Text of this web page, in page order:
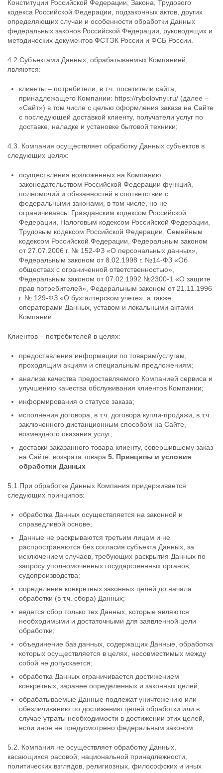
Конституции Российской Федерации, Закона, Трудового
кодекса Российской Федерации, подзаконных актов, других
определяющих случаи и особенности обработки Данных
федеральных законов Российской Федерации, руководящих и
методических документов ФСТЭК России и ФСБ России.
4.2.Субъектами Данных, обрабатываемых Компанией,
являются:
клиенты – потребители, в т.ч. посетители сайта,
принадлежащего Компании: https://rybolovnyi.ru/ (далее –
«Сайт») в том числе с целью оформления заказа на Сайте
с последующей доставкой клиенту, получатели услуг по
доставке, наладке и установке бытовой техники;
4.3. Компания осуществляет обработку Данных субъектов в
следующих целях:
осуществления возложенных на Компанию
законодательством Российской Федерации функций,
полномочий и обязанностей в соответствии с
федеральными законами, в том числе, но не
ограничиваясь: Гражданским кодексом Российской
Федерации, Налоговым кодексом Российской Федерации,
Трудовым кодексом Российской Федерации, Семейным
кодексом Российской Федерации, Федеральным законом
от 27.07.2006 г. № 152-ФЗ «О персональных данных»,
Федеральным законом от 8.02.1998 г. №14-ФЗ «Об
обществах с ограниченной ответственностью»,
Федеральным законом от 07.02.1992 №2300-1 «О защите
прав потребителей», Федеральным законом от 21.11.1996
г. № 129-ФЗ «О бухгалтерском учете», а также
операторами Данных, уставом и локальными актами
Компании.
Клиентов – потребителей в целях:
предоставления информации по товарам/услугам,
проходящим акциям и специальным предложениям;
анализа качества предоставляемого Компанией сервиса и
улучшению качества обслуживания клиентов Компании;
информирования о статусе заказа;
исполнения договора, в т.ч. договора купли-продажи, в.т.ч.
заключенного дистанционным способом на Сайте,
возмездного оказания услуг;
доставки заказанного товара клиенту, совершившему заказ
на Сайте, возврата товара. 5. Принципы и условия
обработки Данных
5.1.При обработке Данных Компания придерживается
следующих принципов:
обработка Данных осуществляется на законной и
справедливой основе;
Данные не раскрываются третьим лицам и не
распространяются без согласия субъекта Данных, за
исключением случаев, требующих раскрытия Данных по
запросу уполномоченных государственных органов,
судопроизводства;
определение конкретных законных целей до начала
обработки (в т.ч. сбора) Данных;
ведется сбор только тех Данных, которые являются
необходимыми и достаточными для заявленной цели
обработки;
объединение баз данных, содержащих Данные, обработка
которых осуществляется в целях, несовместимых между
собой не допускается;
обработка Данных ограничивается достижением
конкретных, заранее определенных и законных целей;
обрабатываемые Данные подлежат уничтожению или
обезличиванию по достижению целей обработки или в
случае утраты необходимости в достижении этих целей,
если иное не предусмотрено федеральным законом.
5.2. Компания не осуществляет обработку Данных,
касающихся расовой, национальной принадлежности,
политических взглядов, религиозных, философских и иных